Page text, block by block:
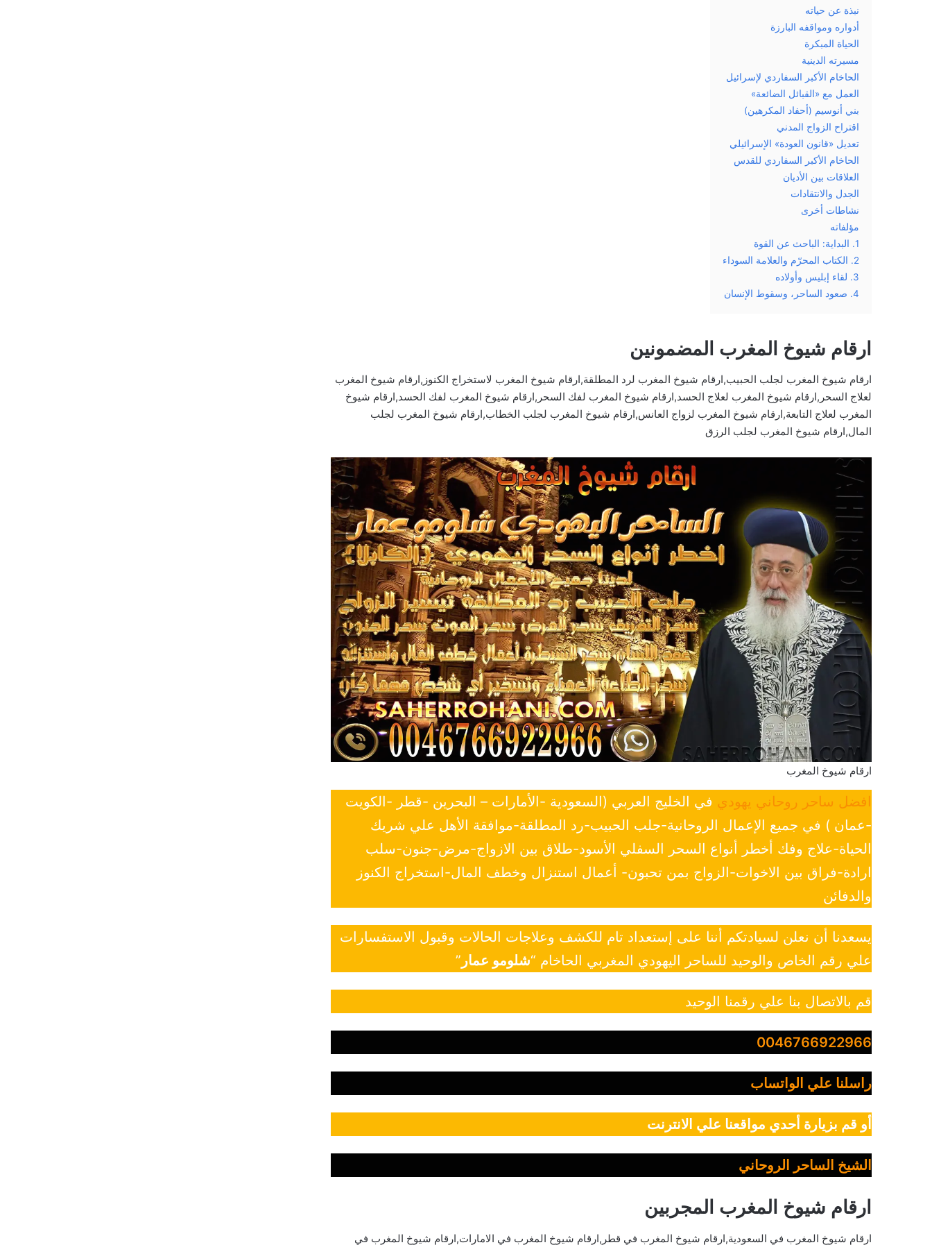
نبذة عن حياته
أدواره ومواقفه البارزة
الحياة المبكرة
مسيرته الدينية
الحاخام الأكبر السفاردي لإسرائيل
العمل مع «القبائل الضائعة»
بني أنوسيم (أحفاد المكرهين)
اقتراح الزواج المدني
تعديل «قانون العودة» الإسرائيلي
الحاخام الأكبر السفاردي للقدس
العلاقات بين الأديان
الجدل والانتقادات
نشاطات أخرى
مؤلفاته
1. البداية: الباحث عن القوة
2. الكتاب المحرّم والعلامة السوداء
3. لقاء إبليس وأولاده
4. صعود الساحر، وسقوط الإنسان
ارقام شيوخ المغرب المضمونين
ارقام شيوخ المغرب لجلب الحبيب,ارقام شيوخ المغرب لرد المطلقة,ارقام شيوخ المغرب لاستخراج الكنوز,ارقام شيوخ المغرب
لعلاج السحر,ارقام شيوخ المغرب لعلاج الحسد,ارقام شيوخ المغرب لفك السحر,ارقام شيوخ المغرب لفك الحسد,ارقام شيوخ
المغرب لعلاج التابعة,ارقام شيوخ المغرب لزواج العانس,ارقام شيوخ المغرب لجلب الخطاب,ارقام شيوخ المغرب لجلب
المال,ارقام شيوخ المغرب لجلب الرزق
ارقام شيوخ المغرب
افضل ساحر روحاني يهودي في الخليج العربي (السعودية -الأمارات – البحرين -قطر -الكويت
-عمان ) في جميع الإعمال الروحانية-جلب الحبيب-رد المطلقة-موافقة الأهل علي شريك
الحياة-علاج وفك أخطر أنواع السحر السفلي الأسود-طلاق بين الازواج-مرض-جنون-سلب
ارادة-فراق بين الاخوات-الزواج بمن تحبون- أعمال استنزال وخطف المال-استخراج الكنوز
والدفائن
يسعدنا أن نعلن لسيادتكم أننا على إستعداد تام للكشف وعلاجات الحالات وقبول الاستفسارات
علي رقم الخاص والوحيد للساحر اليهودي المغربي الحاخام “شلومو عمار ”
قم بالاتصال بنا علي رقمنا الوحيد
0046766922966
راسلنا علي الواتساب
أو قم بزيارة أحدي مواقعنا علي الانترنت
الشيخ الساحر الروحاني
ارقام شيوخ المغرب المجربين
ارقام شيوخ المغرب في السعودية,ارقام شيوخ المغرب في قطر,ارقام شيوخ المغرب في الامارات,ارقام شيوخ المغرب في